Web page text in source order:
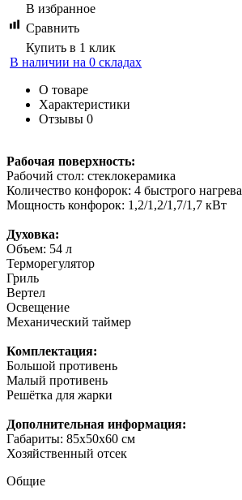
В избранное
Сравнить
Купить в 1 клик
В наличии на 0 складах
О товаре
Характеристики
Отзывы 0
Рабочая поверхность:
Рабочий стол: стеклокерамика
Количество конфорок: 4 быстрого нагрева
Мощность конфорок: 1,2/1,2/1,7/1,7 кВт
Духовка:
Объем: 54 л
Терморегулятор
Гриль
Вертел
Освещение
Механический таймер
Комплектация:
Большой противень
Малый противень
Решётка для жарки
Дополнительная информация:
Габариты: 85х50х60 см
Хозяйственный отсек
Общие